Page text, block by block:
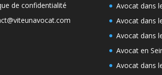
de confidentialité
Avocat dans
Avocat dans
Avocat dans
Avocat en
Avocat dans